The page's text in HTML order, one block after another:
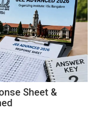
Sheet &